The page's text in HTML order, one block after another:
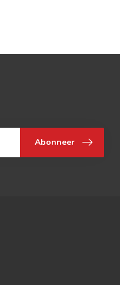
Abonneer